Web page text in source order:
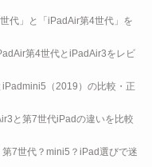
代」と「iPadAir第4世代」を
第4世代とiPadAir3をレビ
iPadmini5（2019）の比較・正
と第7世代iPadの違いを比較
第7世代？mini5？iPad選びで迷